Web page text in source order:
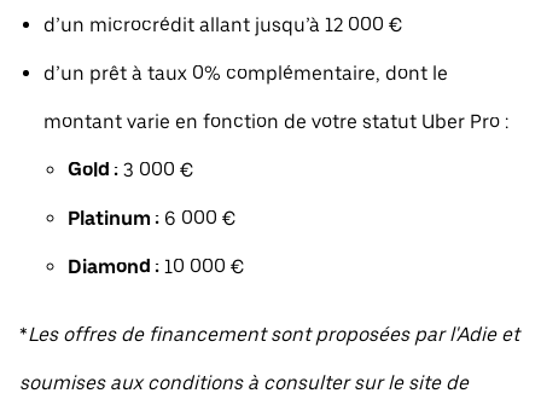
d’un microcrédit allant jusqu’à 12 000 €
d’un prêt à taux 0% complémentaire, dont le
montant varie en fonction de votre statut Uber Pro :
Gold : 3 000 €
Platinum : 6 000 €
Diamond : 10 000 €
*Les offres de financement sont proposées par l'Adie et
soumises aux conditions à consulter sur le site de